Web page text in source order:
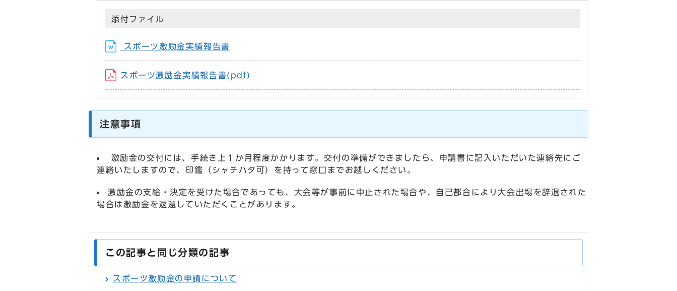
添付ファイル
スポーツ激励金実績報告書
スポーツ激励金実績報告書(pdf)
注意事項
激励金の交付には、手続き上１か月程度かかります。交付の準備ができましたら、申請書に記入いただいた連絡先にご
連絡いたしますので、印鑑（シャチハタ可）を持って窓口までお越しください。
激励金の支給・決定を受けた場合であっても、大会等が事前に中止された場合や、自己都合により大会出場を辞退された
場合は激励金を返還していただくことがあります。
この記事と同じ分類の記事
スポーツ激励金の申請について